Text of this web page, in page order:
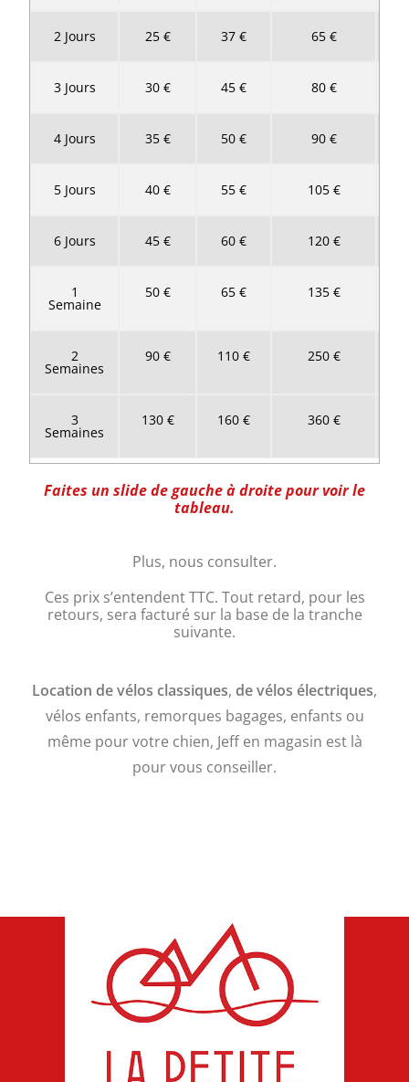
2 Jours 25 € 37 € 65 €
3 Jours 30 € 45 € 80 €
4 Jours 35 € 50 € 90 €
5 Jours 40 € 55 € 105 €
6 Jours 45 € 60 € 120 €
1
Semaine
50 € 65 € 135 €
2
Semaines
90 € 110 € 250 €
3
Semaines
130 € 160 € 360 €
Faites un slide de gauche à droite pour voir le
tableau.
Plus, nous consulter.
Ces prix s’entendent TTC. Tout retard, pour les
retours, sera facturé sur la base de la tranche
suivante.
Location de vélos classiques, de vélos électriques,
vélos enfants, remorques bagages, enfants ou
même pour votre chien, Jeff en magasin est là
pour vous conseiller.